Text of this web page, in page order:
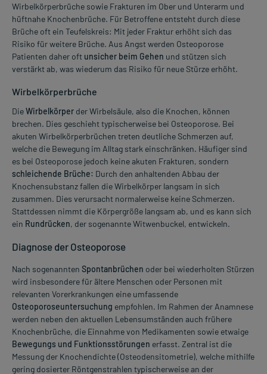
Wirbelkörperbrüche sowie Frakturen im Ober und Unterarm und
hüftnahe Knochenbrüche. Für Betroffene entsteht durch diese
Brüche oft ein Teufelskreis: Mit jeder Fraktur erhöht sich das
Risiko für weitere Brüche. Aus Angst werden Osteoporose
Patienten daher oft unsicher beim Gehen und stützen sich
verstärkt ab, was wiederum das Risiko für neue Stürze erhöht.
Wirbelkörperbrüche
DieWirbelkörper der Wirbelsäule, also die Knochen, können
brechen. Dies geschieht typischerweise bei Osteoporose. Bei
akuten Wirbelkörperbrüchen treten deutliche Schmerzen auf,
welche die Bewegung im Alltag stark einschränken. Häufiger sind
es bei Osteoporose jedoch keine akuten Frakturen, sondern
schleichende Brüche: Durch den anhaltenden Abbau der
Knochensubstanz fallen die Wirbelkörper langsam in sich
zusammen. Dies verursacht normalerweise keine Schmerzen.
Stattdessen nimmt die Körpergröße langsam ab, und es kann sich
ein Rundrücken, der sogenannte Witwenbuckel, entwickeln.
Diagnose der Osteoporose
Nach sogenannten Spontanbrüchen oder bei wiederholten Stürzen
wird insbesondere für ältere Menschen oder Personen mit
relevanten Vorerkrankungen eine umfassende
Osteoporoseuntersuchung empfohlen. Im Rahmen der Anamnese
werden neben den aktuellen Lebensumständen auch frühere
Knochenbrüche, die Einnahme von Medikamenten sowie etwaige
Bewegungs und Funktionsstörungen erfasst. Zentral ist die
Messung der Knochendichte (Osteodensitometrie), welche mithilfe
gering dosierter Röntgenstrahlen typischerweise an der